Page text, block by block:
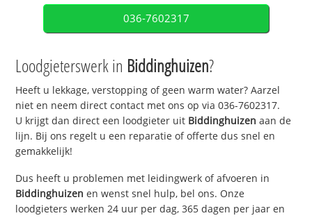
036-7602317
Loodgieterswerk in Biddinghuizen?
Heeft u lekkage, verstopping of geen warm water? Aarzel
niet en neem direct contact met ons op via 036-7602317.
U krijgt dan direct een loodgieter uit Biddinghuizen aan de
lijn. Bij ons regelt u een reparatie of offerte dus snel en
gemakkelijk!
Dus heeft u problemen met leidingwerk of afvoeren in
Biddinghuizen en wenst snel hulp, bel ons. Onze
loodgieters werken 24 uur per dag, 365 dagen per jaar en